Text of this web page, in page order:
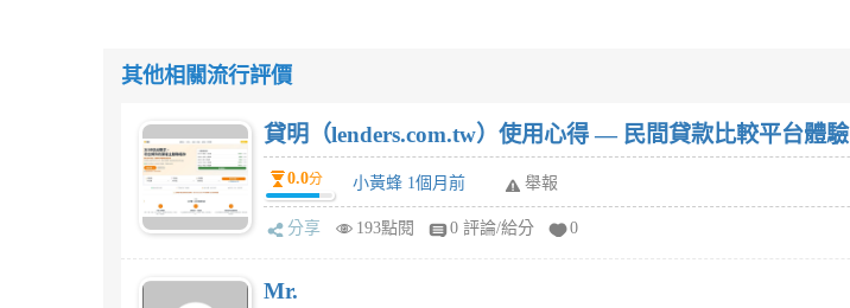
其他相關流行評價
貸明（lenders.com.tw）使用心得 — 民間貸款比較平台體驗
0.0分 小黃蜂 1個月前 舉報
分享 193點閱 0 評論/給分 0
Mr.